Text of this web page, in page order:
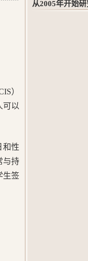
）
可以
和性
与持
生签
从2005年开始